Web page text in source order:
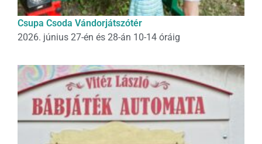
Csupa Csoda Vándorjátszótér
2026. június 27-én és 28-án 10-14 óráig